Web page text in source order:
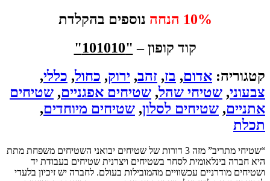
10% הנחה
נוספים בהקלדת
קוד קופון – "101010"
קטגוריה: אדום, בז, זהב, ירוק, כחול, כללי,
צבעוני, שטיחי שהל, שטיחים אפגניים, שטיחים
אתניים, שטיחים לסלון, שטיחים מיוחדים,
תכלת
“שטיחי מתריב” מזה 3 דורות של שטיחים יבואני השטיחים משפחת מתת
היא חברה בינלאומית לסחר בשטיחים ויצרנית שטיחים בעבודת יד
ושטיחים מודרניים עכשוויים מהמובילות בעולם. לחברה יש זיכיון בלעדי